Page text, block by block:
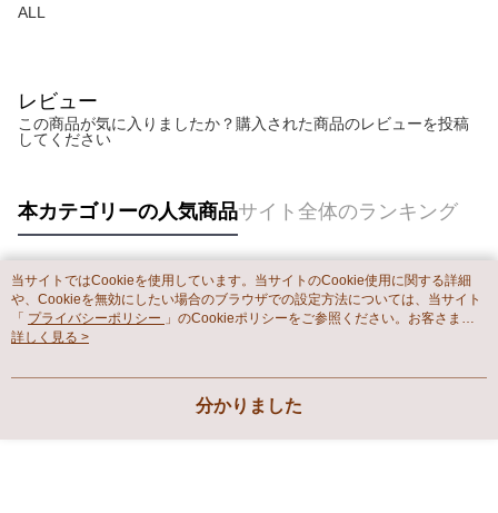
ALL
レビュー
この商品が気に入りましたか？購入された商品のレビューを投稿
してください
本カテゴリーの人気商品サイト全体のランキング
人気タグ
当サイトではCookieを使用しています。当サイトのCookie使用に関する詳細
や、Cookieを無効にしたい場合のブラウザでの設定方法については、当サイト
「 プライバシーポリシー 」のCookieポリシーをご参照ください。お客さま
が、当サイトを引き続き使用される場合、当社がサイト利用規約のCookieポリ
詳しく見る >
分かりました